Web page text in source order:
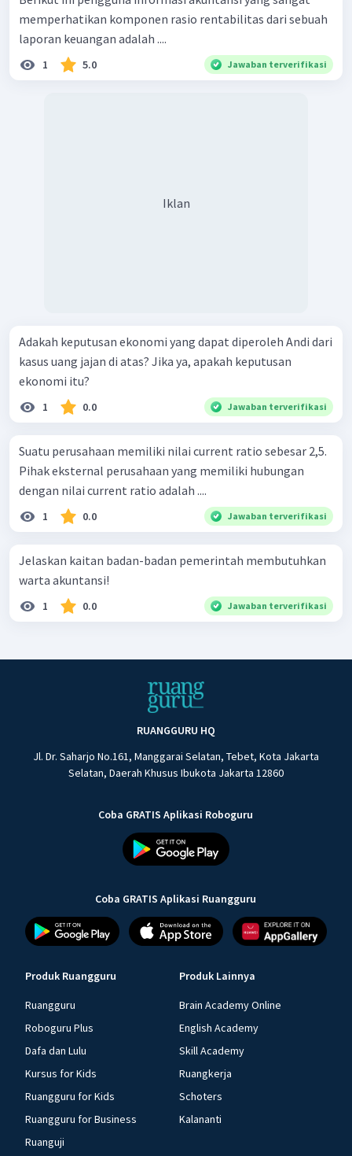
memperhatikan komponen rasio rentabilitas dari sebuah
laporan keuangan adalah ....
1 5.0 Jawaban terverifikasi
Iklan
Adakah keputusan ekonomi yang dapat diperoleh Andi dari
kasus uang jajan di atas? Jika ya, apakah keputusan
ekonomi itu?
1 0.0 Jawaban terverifikasi
Suatu perusahaan memiliki nilai current ratio sebesar 2,5.
Pihak eksternal perusahaan yang memiliki hubungan
dengan nilai current ratio adalah ....
1 0.0 Jawaban terverifikasi
Jelaskan kaitan badan-badan pemerintah membutuhkan
warta akuntansi!
1 0.0 Jawaban terverifikasi
RUANGGURU HQ
Jl. Dr. Saharjo No.161, Manggarai Selatan, Tebet, Kota Jakarta
Selatan, Daerah Khusus Ibukota Jakarta 12860
Coba GRATIS Aplikasi Roboguru
Coba GRATIS Aplikasi Ruangguru
Produk Ruangguru
Ruangguru
Roboguru Plus
Dafa dan Lulu
Kursus for Kids
Ruangguru for Kids
Ruangguru for Business
Ruanguji
Produk Lainnya
Brain Academy Online
English Academy
Skill Academy
Ruangkerja
Schoters
Kalananti